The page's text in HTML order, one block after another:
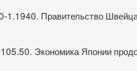
Правительство
Экономика Японии